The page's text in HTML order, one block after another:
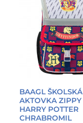
BAAGL ŠKOLSKÁ
AKTOVKA ZIPPY
HARRY POTTER
CHRABROMIL